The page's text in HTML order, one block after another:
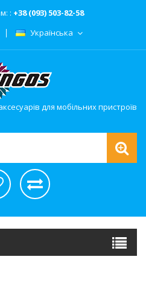
: +38 (093) 503-82-58
Українська
для мобільних пристроїв